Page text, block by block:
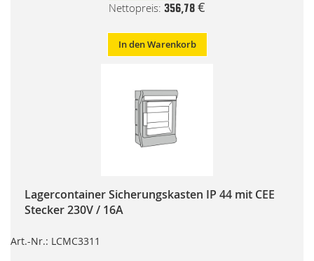
356,78 €
In den Warenkorb
Lagercontainer Sicherungskasten IP 44 mit CEE
Stecker 230V / 16A
Art.-Nr.: LCMC3311